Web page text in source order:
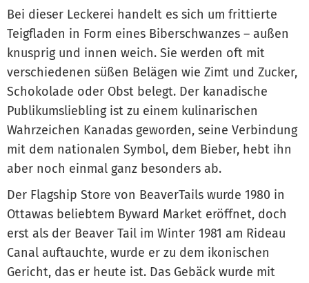
Bei dieser Leckerei handelt es sich um frittierte
Teigfladen in Form eines Biberschwanzes – außen
knusprig und innen weich. Sie werden oft mit
verschiedenen süßen Belägen wie Zimt und Zucker,
Schokolade oder Obst belegt. Der kanadische
Publikumsliebling ist zu einem kulinarischen
Wahrzeichen Kanadas geworden, seine Verbindung
mit dem nationalen Symbol, dem Bieber, hebt ihn
aber noch einmal ganz besonders ab.
Der Flagship Store von BeaverTails wurde 1980 in
Ottawas beliebtem Byward Market eröffnet, doch
erst als der Beaver Tail im Winter 1981 am Rideau
Canal auftauchte, wurde er zu dem ikonischen
Gericht, das er heute ist. Das Gebäck wurde mit